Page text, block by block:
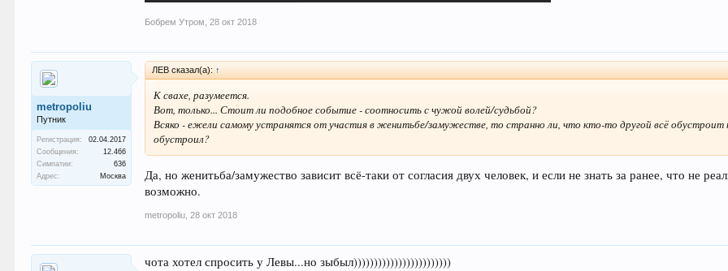
Бобрем Утром 28 окт 2018
metropoliu
Путник
Регистрация:
02.04.2017
Сообщения:
12.466
Симпатии:
636
Адрес:
Москва
ЛEB сказал(а): ↑
К свахе, разумеется.
Вот, только... Стоит ли подобное событие - соотносить с чужой волей/судьбой?
Всяко - ежели самому устранятся от участия в женитьбе/замужестве, то странно ли, что кто-то другой всё обустроит
обустроил?
Да, но женитьба/замужество зависит всё-таки от согласия двух человек, и если не знать за ранее, что не
возможно.
metropoliu 28 окт 2018
чота хотел спросить у Левы...но зыбыл))))))))))))))))))))))))